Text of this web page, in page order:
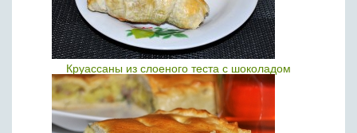
Круассаны из слоеного теста с шоколадом